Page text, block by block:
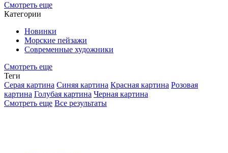
Смотреть еще
Категории
Новинки
Морские пейзажи
Современные художники
Смотреть еще
Теги
Серая картина Синяя картина Красная картина Розовая
картина Голубая картина Черная картина
Смотреть еще Все результаты